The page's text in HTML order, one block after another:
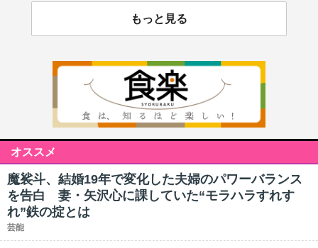
もっと見る
オススメ
魔裟斗、結婚19年で変化した夫婦のパワーバランス
を告白 妻・矢沢心に課していた“モラハラすれす
れ”鉄の掟とは
芸能